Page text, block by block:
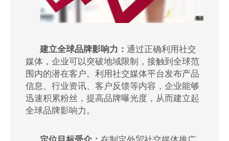
建立全球品牌影响力 ： 通过正确利用社交
媒体，企业可以突破地域限制，接触到全球范
围内的潜在客户。利用社交媒体平台发布产品
信息、行业资讯、客户反馈等内容，企业能够
迅速积累粉丝，提高品牌曝光度，从而建立起
全球品牌影响力。